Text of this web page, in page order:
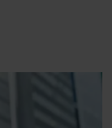
cambios
así